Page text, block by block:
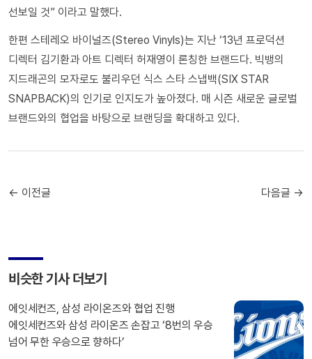
선보일 것” 이라고 말했다.
한편 스테레오 바이널즈(Stereo Vinyls)는 지난 ‘13년 프로덕션
디렉터 김기환과 아트 디렉터 허재영이 론칭한 브랜드다. 빅뱅의
지드래곤의 모자로도 불리우던 식스 스타 스냅백(SIX STAR
SNAPBACK)의 인기로 인지도가 높아졌다. 매 시즌 새로운 글로벌
브랜드와의 협업을 바탕으로 브랜딩을 확대하고 있다.
← 이전글 다음글 →
비슷한 기사 더보기
에잇세컨즈, 삼성 라이온즈와 협업 진행
에잇세컨즈와 삼성 라이온즈 손잡고 ‘8번의 우승
넘어 무한 우승으로 향하다’